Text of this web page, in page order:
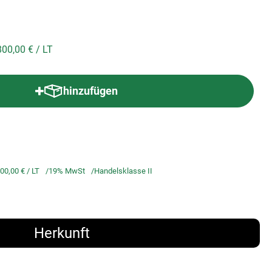
€ / LT
hinzufügen
Produkt zum Warenkorb hinzufügen
€ / LT 19% MwSt Handelsklasse II
Herkunft